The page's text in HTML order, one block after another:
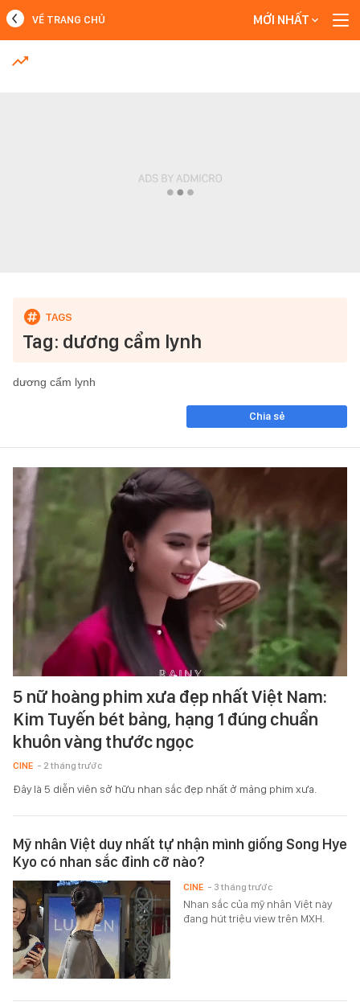
MỚI NHẤT
VỀ TRANG CHỦ MỚI NHẤT
Tag: dương cẩm lynh
dương cẩm lynh
Chia sẻ
5 nữ hoàng phim xưa đẹp nhất Việt Nam:
Kim Tuyến bét bảng, hạng 1 đúng chuẩn
khuôn vàng thước ngọc
CINE - 2 tháng trước
Đây là 5 diễn viên sở hữu nhan sắc đẹp nhất ở mảng phim xưa.
Mỹ nhân Việt duy nhất tự nhận mình giống Song Hye
Kyo có nhan sắc đỉnh cỡ nào?
Nhan sắc của mỹ nhân Việt này
đang hút triệu view trên MXH.
CINE - 3 tháng trước